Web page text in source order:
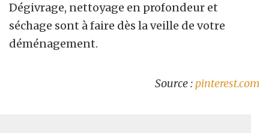
Dégivrage, nettoyage en profondeur et
séchage sont à faire dès la veille de votre
déménagement.
Source :pinterest.com